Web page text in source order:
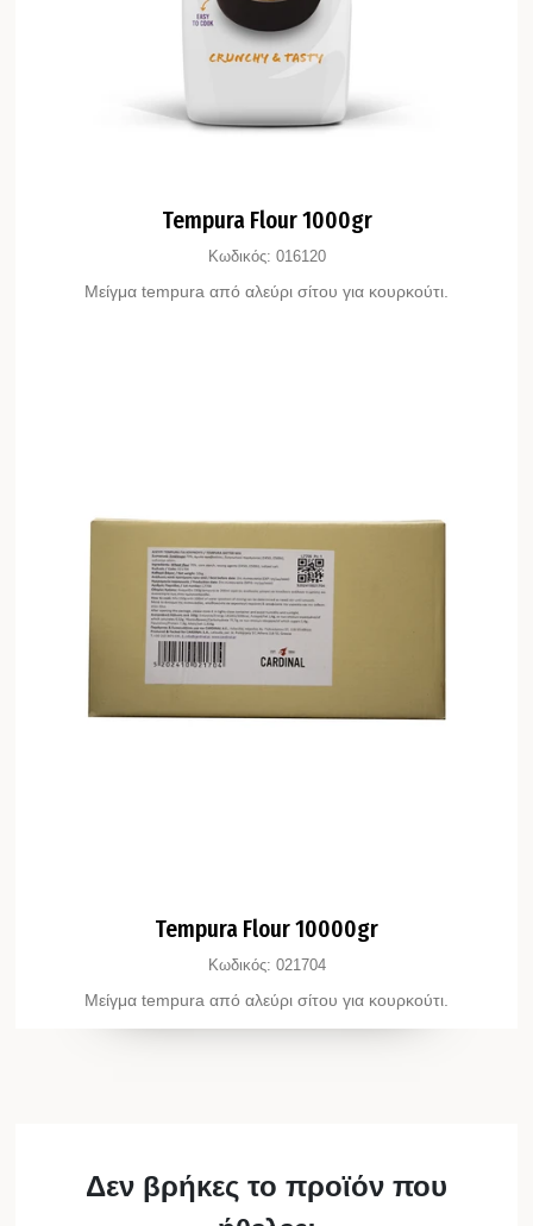
Tempura Flour 1000gr
Κωδικός: 016120
Μείγμα tempura από αλεύρι σίτου για κουρκούτι.
Tempura Flour 10000gr
Κωδικός: 021704
Μείγμα tempura από αλεύρι σίτου για κουρκούτι.
Δεν βρήκες το προϊόν που